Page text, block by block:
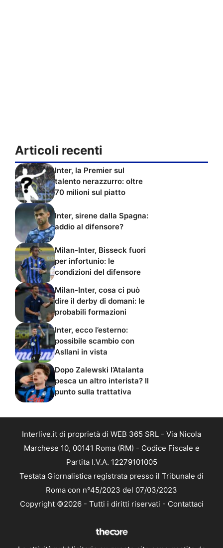
Articoli recenti
Inter, la Premier sul
talento nerazzurro: oltre
70 milioni sul piatto
Inter, sirene dalla Spagna:
addio al difensore?
Milan-Inter, Bisseck fuori
per infortunio: le
condizioni del difensore
Milan-Inter, cosa ci può
dire il derby di domani: le
probabili formazioni
Inter, ecco l’esterno:
possibile scambio con
Asllani in vista
Dopo Zalewski l’Atalanta
pesca un altro interista? Il
punto sulla trattativa
Interlive.it di proprietà di WEB 365 SRL - Via Nicola
Marchese 10, 00141 Roma (RM) - Codice Fiscale e
Partita I.V.A. 12279101005
Testata Giornalistica registrata presso il Tribunale di
Roma con n°45/2023 del 07/03/2023
Copyright ©2026 - Tutti i diritti riservati - Contattaci